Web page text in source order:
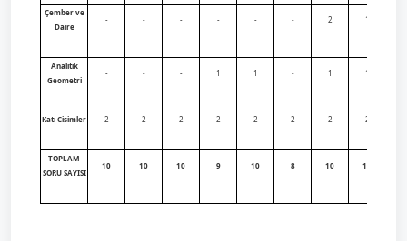
Çember ve
Daire
- - - - - - 2 1
Analitik
Geometri
- - - 1 1 - 1 1
Katı Cisimler 2 2 2 2 2 2 2 2
TOPLAM
SORU SAYISI
10 10 10 9 10 8 10 10